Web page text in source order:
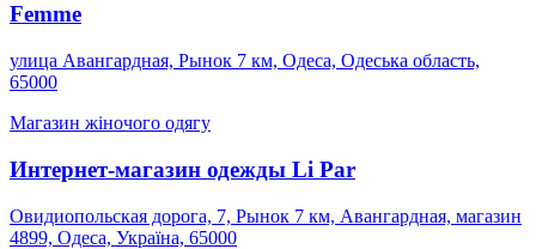
Femme
улица Авангардная, Рынок 7 км, Одеса, Одеська область,
65000
Магазин жіночого одягу
Интернет-магазин одежды Li Par
Овидиопольская дорога, 7, Рынок 7 км, Авангардная, магазин
4899, Одеса, Україна, 65000